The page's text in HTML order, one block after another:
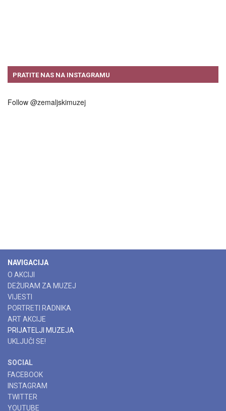
PRATITE NAS NA INSTAGRAMU
Follow @zemaljskimuzej
NAVIGACIJA
O AKCIJI
DEŽURAM ZA MUZEJ
VIJESTI
PORTRETI RADNIKA
ART AKCIJE
PRIJATELJI MUZEJA
UKLJUČI SE!
SOCIAL
FACEBOOK
INSTAGRAM
TWITTER
YOUTUBE